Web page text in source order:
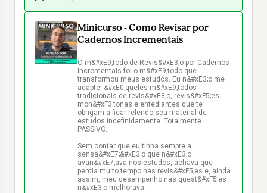
Minicurso - Como Revisar por
Cadernos Incrementais
O m&#xE9;todo de Revis&#xE3;o por Cadernos
Incrementais foi o m&#xE9;todo que
transformou meus estudos. Eu n&#xE3;o me
adaptei &#xE0;queles m&#xE9;todos
tradicionais de revis&#xE3;o, revis&#xF5;es
mon&#xF3;tonas e entediantes que te
obrigam a ficar relendo seu material de
estudos indefinidamente. Totalmente
PASSIVO.
Sem contar que eu tinha sempre a
sensa&#xE7;&#xE3;o que n&#xE3;o
avan&#xE7;ava nos estudos, achava que
perdia muito tempo nas revis&#xF5;es e, ainda
assim, meu desempenho nas quest&#xF5;es
n&#xE3;o melhorava.